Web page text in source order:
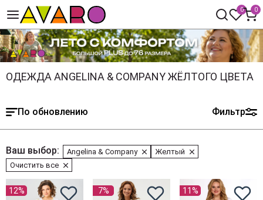
0 0
ОДЕЖДА ANGELINA & COMPANY ЖЁЛТОГО ЦВЕТА
По обновлению Фильтр
Ваш выбор: Angelina & Company
Желтый
Очистить все
12% 7% 11%